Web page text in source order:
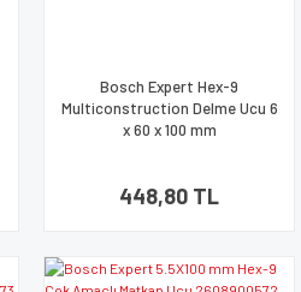
Bosch Expert Hex-9
Multiconstruction Delme Ucu 6
x 60 x 100 mm
448,80 TL